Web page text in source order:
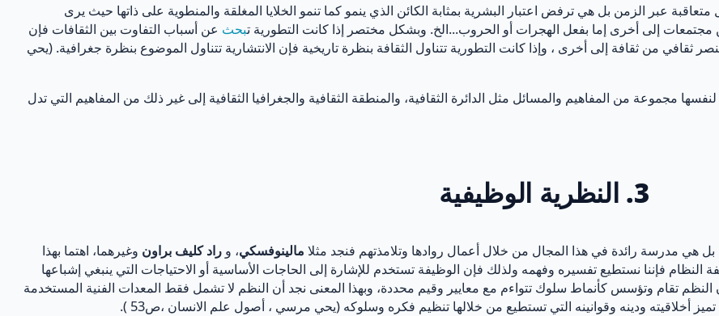
عبر الزمن بل هي ترفض اعتبار البشرية بمثابة الكائن الذي ينمو كما تنمو الخلايا المغلقة والمنطوية على ذاتها حيث يرى
مجتمعات إلى أخرى إما بفعل الهجرات أو الحروب...الخ. وبشكل مختصر إذا كانت التطورية تبحث عن أسباب التفاوت بين الثقافات فإن
من ثقافة إلى أخرى ، وإذا كانت التطورية تتناول الثقافة بنظرة تاريخية فإن الانتشارية تتناول الموضوع بنظرة جغرافية. (يحي
مجموعة من المفاهيم والمسائل مثل الدائرة الثقافية، والمنطقة الثقافية والجغرافيا الثقافية إلى غير ذلك من المفاهيم التي تدل
3. النظرية الوظيفية
هي مدرسة رائدة في هذا المجال من خلال أعمال روادها وتلامذتهم فنجد مثلا مالينوفسكي، و راد كليف براون وغيرهما، اهتما بهذا
النظام فإننا نستطيع تفسيره وفهمه ولذلك فإن الوظيفة تستخدم للإشارة إلى الحاجات الأساسية أو الاحتياجات التي ينبغي إشباعها
تقام وتؤسس كأنماط سلوك تتواءم مع معايير وقيم محددة، وبهذا المعنى نجد أن النظم لا تشمل فقط المعدات الفنية المستخدمة
أخلاقيته ودينه وقوانينه التي تستطيع من خلالها تنظيم فكره وسلوكه (يحي مرسي ، أصول علم الانسان ،ص53 ).